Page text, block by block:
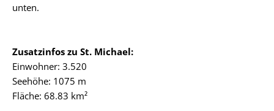
unten.
Zusatzinfos zu St. Michael:
Einwohner: 3.520
Seehöhe: 1075 m
Fläche: 68.83 km²